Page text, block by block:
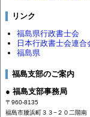
リンク
福島県行政書士会
日本行政書士会連合
福島県
福島支部のご案内
● 福島支部事務局
〒960-8135
福島市腰浜町３３−２０二階南